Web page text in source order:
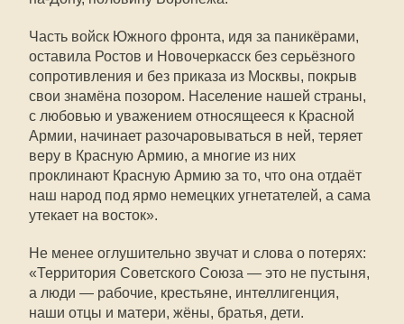
Часть войск Южного фронта, идя за паникёрами,
оставила Ростов и Новочеркасск без серьёзного
сопротивления и без приказа из Москвы, покрыв
свои знамёна позором. Население нашей страны,
с любовью и уважением относящееся к Красной
Армии, начинает разочаровываться в ней, теряет
веру в Красную Армию, а многие из них
проклинают Красную Армию за то, что она отдаёт
наш народ под ярмо немецких угнетателей, а сама
утекает на восток».
Не менее оглушительно звучат и слова о потерях:
«Территория Советского Союза — это не пустыня,
а люди — рабочие, крестьяне, интеллигенция,
наши отцы и матери, жёны, братья, дети.